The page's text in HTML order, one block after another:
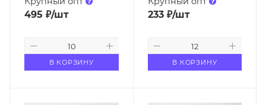
495 ₽/шт
В КОРЗИНУ
233₽/шт
В КОРЗИНУ